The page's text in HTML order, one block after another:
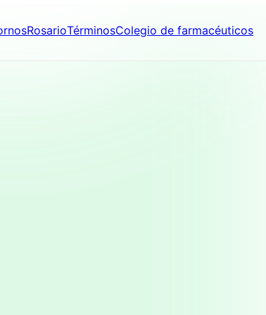
RosarioTérminosColegio de farmacéuticos